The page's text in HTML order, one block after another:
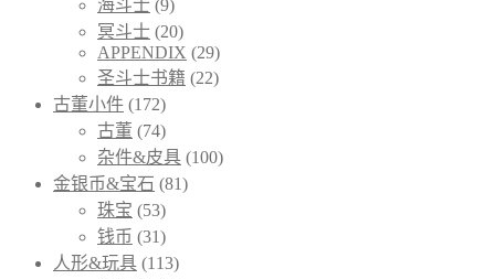
海斗士 (9)
冥斗士 (20)
APPENDIX (29)
圣斗士书籍 (22)
古董小件 (172)
古董 (74)
杂件&皮具 (100)
金银币&宝石 (81)
珠宝 (53)
钱币 (31)
人形&玩具 (113)